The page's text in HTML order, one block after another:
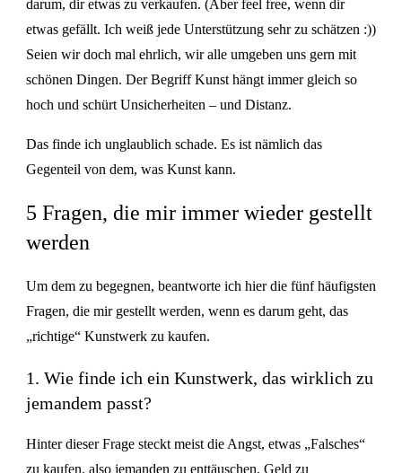
darum, dir etwas zu verkaufen. (Aber feel free, wenn dir
etwas gefällt. Ich weiß jede Unterstützung sehr zu schätzen :))
Seien wir doch mal ehrlich, wir alle umgeben uns gern mit
schönen Dingen. Der Begriff Kunst hängt immer gleich so
hoch und schürt Unsicherheiten – und Distanz.
Das finde ich unglaublich schade. Es ist nämlich das
Gegenteil von dem, was Kunst kann.
5 Fragen, die mir immer wieder gestellt
werden
Um dem zu begegnen, beantworte ich hier die fünf häufigsten
Fragen, die mir gestellt werden, wenn es darum geht, das
„richtige“ Kunstwerk zu kaufen.
1. Wie finde ich ein Kunstwerk, das wirklich zu
jemandem passt?
Hinter dieser Frage steckt meist die Angst, etwas „Falsches“
zu kaufen, also jemanden zu enttäuschen, Geld zu